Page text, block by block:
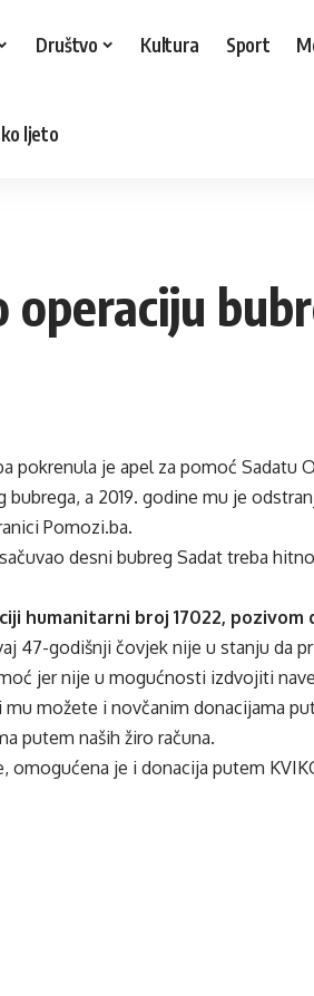
Društvo Kultura Sport
ljeto
pokrenula je apel za pomoć Sadatu
a 2019. godine mu je
Pomozi.ba.
desni bubreg Sadat treba
humanitarni broj 17022, pozivom
47-godišnji čovjek nije u stanju da
jer nije u mogućnosti izdvojiti
mu možete i novčanim donacijama
putem naših žiro računa.
omogućena je i donacija putem